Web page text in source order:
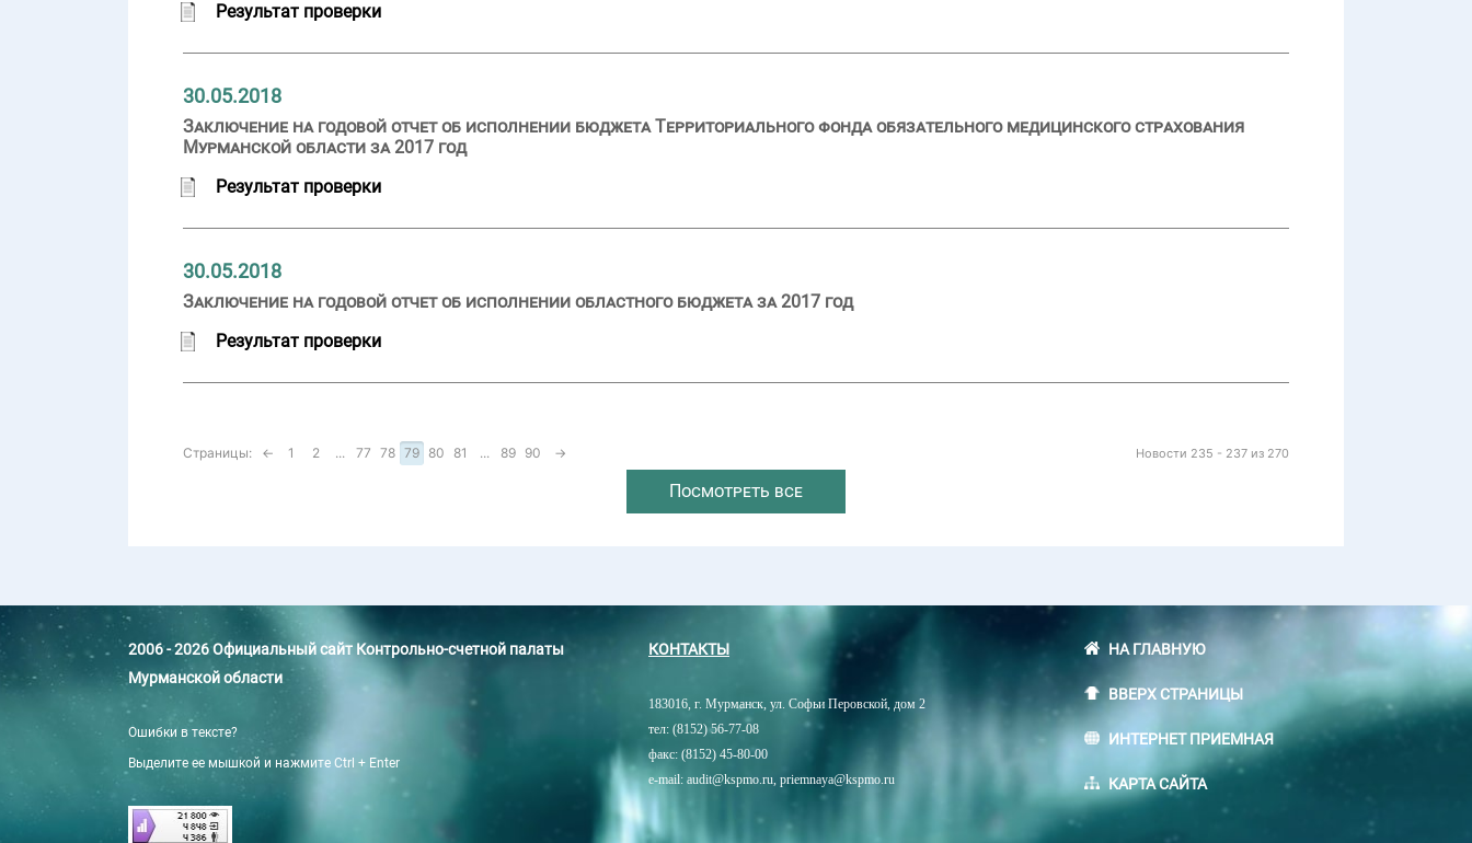
Результат проверки
30.05.2018
Заключение на годовой отчет об исполнении бюджета Территориального фонда обязательного медицинского страхования
Мурманской области за 2017 год
Результат проверки
30.05.2018
Заключение на годовой отчет об исполнении областного бюджета за 2017 год
Результат проверки
Новости 235 - 237 из 270
Страницы: ← 1 2 ... 77 78 79 80 81 ... 89 90 →
Посмотреть все
2006 - 2026 Официальный сайт Контрольно-счетной палаты
Мурманской области
Ошибки в тексте?
Выделите ее мышкой и нажмите Ctrl + Enter
КОНТАКТЫ
183016, г. Мурманск, ул. Софьи Перовской, дом 2
тел: (8152) 56-77-08
факс: (8152) 45-80-00
e-mail: audit@kspmo.ru, priemnaya@kspmo.ru
НА ГЛАВНУЮ
ВВЕРХ СТРАНИЦЫ
ИНТЕРНЕТ ПРИЕМНАЯ
КАРТА САЙТА